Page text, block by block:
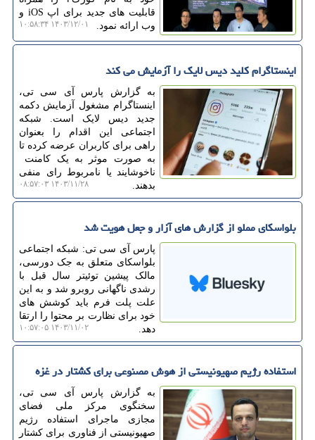
قابلیت های جدید برای اپ iOS و
وب ارائه نمود.
۱۴۰۳/۱۲/۰۱ ۱۰:۵۸:۳۴
اینستاگرام کلید دیس لایک را آزمایش می کند
به گزارش پارس آی سی تی،
اینستاگرام مشغول آزمایش دکمه
جدید دیس لایک است. شبکه
اجتماعی این اقدام را بعنوان
راهی برای کاربران عرضه کرده تا
به صورت موثر به یک کامنت
ناخوشایند یا نامربوط رای منفی
بدهند.
۱۴۰۳/۱۱/۲۸ ۰۸:۵۷:۰۳
بلواسکای مملو از گزارش های آزار و جعل هویت شد
پارس آی سی تی: شبکه اجتماعی
بلواسکای متعلق به جک دورسی،
مالک پیشین توئیتر سال قبل با
رشدی ناگهانی روبرو شد و به این
علت پلت فرم باید کوشش های
خود برای نظارت بر محتوا را ارتقا
دهد.
۱۴۰۳/۱۱/۰۲ ۱۰:۵۷:۰۵
استفاده رژیم صهیونیستی از هوش مصنوعی برای کشتار در غزه
به گزارش پارس آی سی تی،
سخنگوی مرکز ملی فضای
مجازی ماجرای استفاده رژیم
صهیونیستی از فناوری برای کشتار